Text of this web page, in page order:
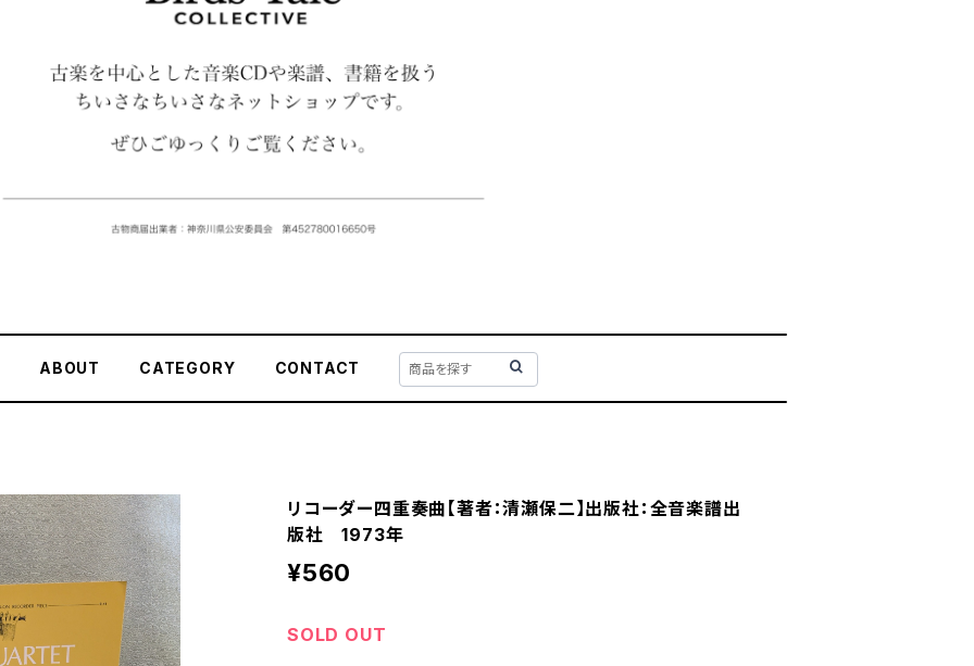
ABOUT CATEGORY CONTACT
リコーダー四重奏曲【著者：清瀬保二】出版社：全音楽譜出
版社 1973年
¥560
SOLD OUT